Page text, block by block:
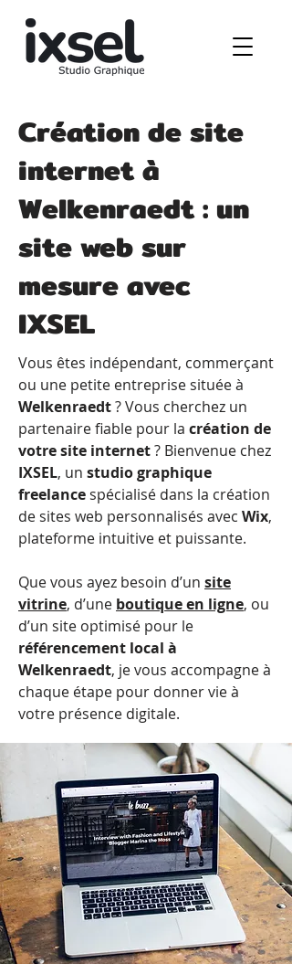
Création de site
internet à
Welkenraedt : un
site web sur
mesure avec
IXSEL
Vous êtes indépendant, commerçant
ou une petite entreprise située à
Welkenraedt? Vous cherchez un
partenaire fiable pour la création de
votre site internet? Bienvenue chez
IXSEL, un studio graphique
freelancespécialisé dans la création
de sites web personnalisés avec Wix,
plateforme intuitive et puissante.
Que vous ayez besoin d’un site
vitrine, d’une boutique en ligne, ou
d’un site optimisé pour le
référencement local à
Welkenraedt, je vous accompagne à
chaque étape pour donner vie à
votre présence digitale.